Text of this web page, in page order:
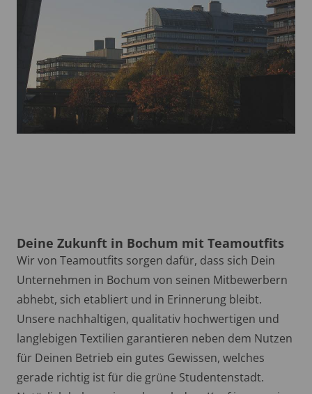
Deine Zukunft in Bochum mit Teamoutfits
Wir von Teamoutfits sorgen dafür, dass sich Dein
Unternehmen in Bochum von seinen Mitbewerbern
abhebt, sich etabliert und in Erinnerung bleibt.
Unsere nachhaltigen, qualitativ hochwertigen und
langlebigen Textilien garantieren neben dem Nutzen
für Deinen Betrieb ein gutes Gewissen, welches
gerade richtig ist für die grüne Studentenstadt.